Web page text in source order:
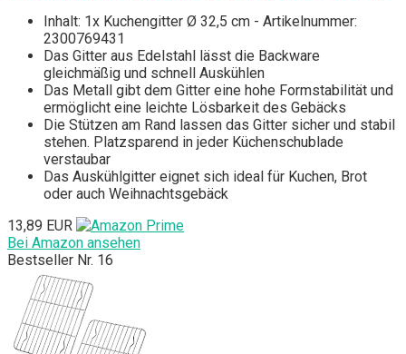
Inhalt: 1x Kuchengitter Ø 32,5 cm - Artikelnummer:
2300769431
Das Gitter aus Edelstahl lässt die Backware
gleichmäßig und schnell Auskühlen
Das Metall gibt dem Gitter eine hohe Formstabilität und
ermöglicht eine leichte Lösbarkeit des Gebäcks
Die Stützen am Rand lassen das Gitter sicher und stabil
stehen. Platzsparend in jeder Küchenschublade
verstaubar
Das Auskühlgitter eignet sich ideal für Kuchen, Brot
oder auch Weihnachtsgebäck
13,89 EUR
Bei Amazon ansehen
Bestseller Nr. 16